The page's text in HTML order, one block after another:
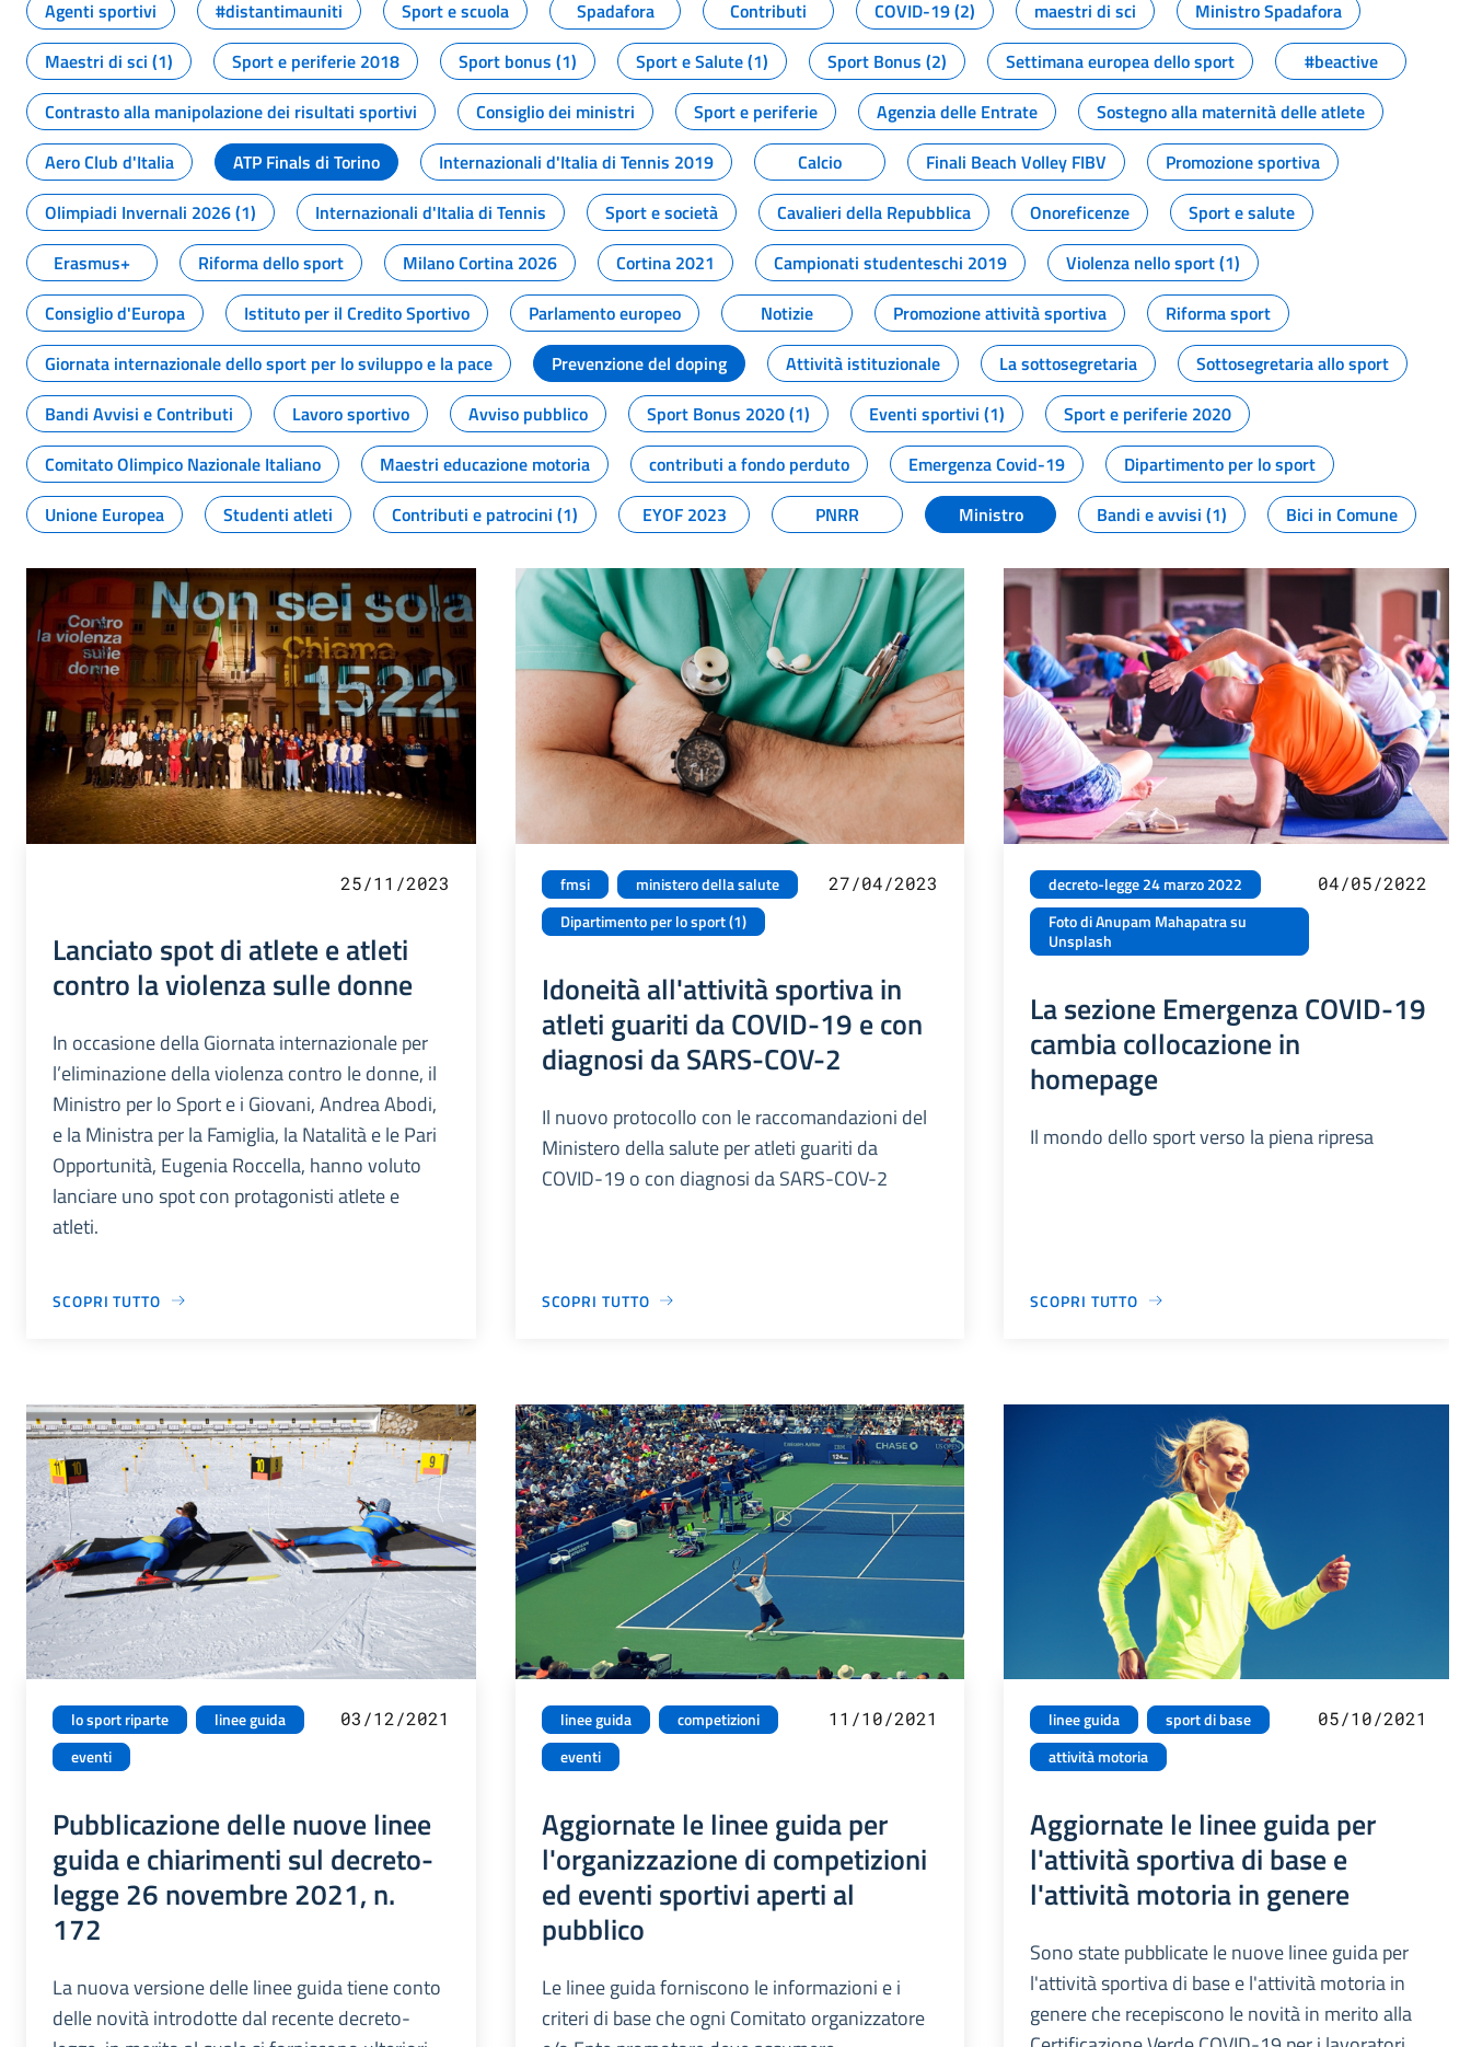
Agenti sportivi
#distantimauniti Sport e scuola Spadafora Contributi COVID-19 (2) maestri di sci
Ministro Spadafora
Maestri di sci (1)
Sport e periferie 2018 Sport bonus (1) Sport e Salute (1) Sport Bonus (2) Settimana europea dello sport
#beactive
Contrasto alla manipolazione dei risultati sportivi
Consiglio dei ministri Sport e periferie Agenzia delle Entrate
Sostegno alla maternità delle atlete
Aero Club d'Italia
ATP Finals di Torino Internazionali d'Italia di Tennis 2019 Calcio Finali Beach Volley FIBV
Promozione sportiva
Olimpiadi Invernali 2026 (1)
Internazionali d'Italia di Tennis Sport e società Cavalieri della Repubblica Onoreficenze
Sport e salute
Erasmus+
Riforma dello sport Milano Cortina 2026 Cortina 2021 Campionati studenteschi 2019
Violenza nello sport (1)
Consiglio d'Europa
Istituto per il Credito Sportivo Parlamento europeo Notizie Promozione attività sportiva
Riforma sport
Giornata internazionale dello sport per lo sviluppo e la pace
Prevenzione del doping Attività istituzionale La sottosegretaria
Sottosegretaria allo sport
Bandi Avvisi e Contributi
Lavoro sportivo Avviso pubblico Sport Bonus 2020 (1) Eventi sportivi (1)
Sport e periferie 2020
Comitato Olimpico Nazionale Italiano
Maestri educazione motoria contributi a fondo perduto Emergenza Covid-19
Dipartimento per lo sport
Unione Europea
Studenti atleti Contributi e patrocini (1) EYOF 2023 PNRR Ministro Bandi e avvisi (1) Bici in Comune
25/11/2023
Lanciato spot di atlete e atleti
contro la violenza sulle donne
In occasione della Giornata internazionale per
l’eliminazione della violenza contro le donne, il
Ministro per lo Sport e i Giovani, Andrea Abodi,
e la Ministra per la Famiglia, la Natalità e le Pari
Opportunità, Eugenia Roccella, hanno voluto
lanciare uno spot con protagonisti atlete e
atleti.
SCOPRI TUTTO
fmsi
ministero della salute
Dipartimento per lo sport (1)
27/04/2023
Idoneità all'attività sportiva in
atleti guariti da COVID-19 e con
diagnosi da SARS-COV-2
Il nuovo protocollo con le raccomandazioni del
Ministero della salute per atleti guariti da
COVID-19 o con diagnosi da SARS-COV-2
SCOPRI TUTTO
decreto-legge 24 marzo 2022
Foto di Anupam Mahapatra su
Unsplash
04/05/2022
La sezione Emergenza COVID-19
cambia collocazione in
homepage
Il mondo dello sport verso la piena ripresa
SCOPRI TUTTO
lo sport riparte
linee guida
eventi
03/12/2021
Pubblicazione delle nuove linee
guida e chiarimenti sul decreto-
legge 26 novembre 2021, n.
172
La nuova versione delle linee guida tiene conto
delle novità introdotte dal recente decreto-
linee guida
competizioni
eventi
11/10/2021
Aggiornate le linee guida per
l'organizzazione di competizioni
ed eventi sportivi aperti al
pubblico
Le linee guida forniscono le informazioni e i
criteri di base che ogni Comitato organizzatore
linee guida
sport di base
attività motoria
05/10/2021
Aggiornate le linee guida per
l'attività sportiva di base e
l'attività motoria in genere
Sono state pubblicate le nuove linee guida per
l'attività sportiva di base e l'attività motoria in
genere che recepiscono le novità in merito alla